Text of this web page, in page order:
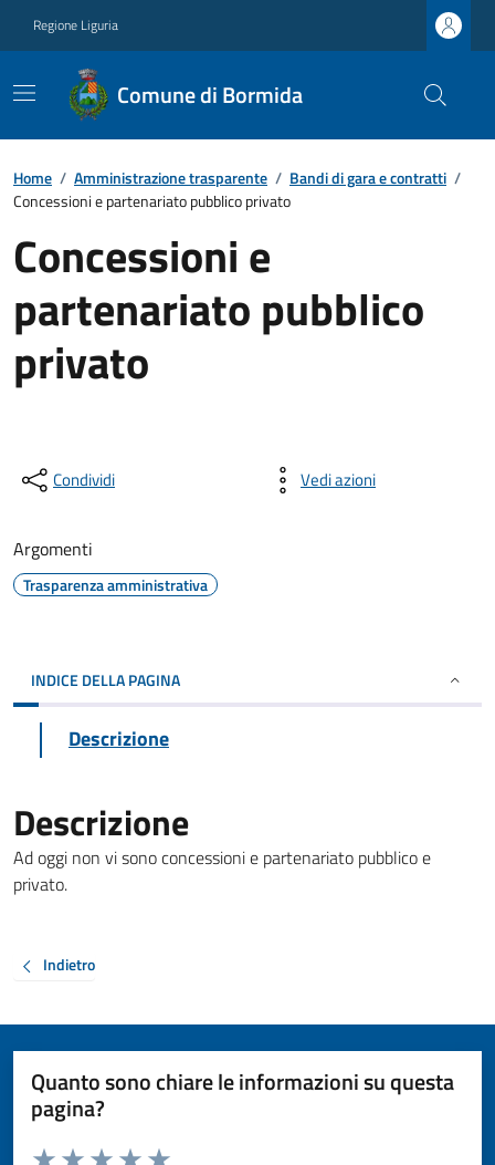
Regione Liguria
Comune di Bormida
Home / Amministrazione trasparente / Bandi di gara e contratti /
Concessioni e partenariato pubblico privato
Concessioni e
partenariato pubblico
privato
Condividi Vedi azioni
Argomenti
Trasparenza amministrativa
INDICE DELLA PAGINA
Descrizione
Descrizione
Ad oggi non vi sono concessioni e partenariato pubblico e
privato.
Indietro
Quanto sono chiare le informazioni su questa
pagina?
Valuta da 1 a 5 stelle la pagina